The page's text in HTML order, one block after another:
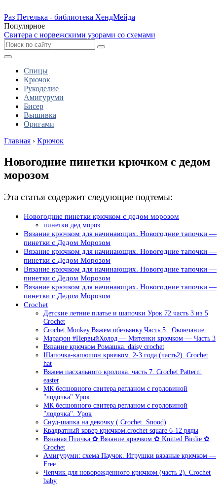
Раз Петелька - библиотека ХендМейда
Популярное
Свитера с норвежскими узорами со схемами
Спицы
Крючок
Рукоделие
Амигуруми
Бисер
Вышивка
Оригами
Главная › Крючок
Новогодние пинетки крючком с дедом
морозом
Эта статья содержит следующие подтемы:
Новогодние пинетки крючком с дедом морозом
пинетки дед мороз
Вязание крючком для начинающих. Новогодние тапочки —
пинетки с Дедом Морозом
Вязание крючком для начинающих. Новогодние тапочки —
пинетки с Дедом Морозом
Вязание крючком для начинающих. Новогодние тапочки —
пинетки с Дедом Морозом
Вязание крючком для начинающих. Новогодние тапочки —
пинетки с Дедом Морозом
Crochet
Детские летние платье и шапочки Урок 72 часть 3 из 5
Crochet
Crochet Monkey.Вяжем обезьянку.Часть 5 . Окончание.
Марафон #ПервыйХолод — Митенки крючком — Часть 3
Вязание крючком Ромашка. daisy crochet
Шапочка-капюшон крючком. 2-3 года (часть2). Crochet
hat
Вяжем пасхального кролика. часть 7. Crochet Pattern:
easter
МК бесшовного свитера регланом с горловиной
"лодочка".Урок
МК бесшовного свитера регланом с горловиной
"лодочка". Урок
Снуд-шапка на девочку ( Crochet. Snood)
Квадратный ковер крючком.crochet square 6-12 ряды
Вязаная Птичка ✿ Вязание крючком ✿ Knitted Birdie ✿
Crochet
Амигуруми: схема Паучок. Игрушки вязаные крючком —
Free
Чепчик для новорожденного крючком (часть 2). Crochet
baby